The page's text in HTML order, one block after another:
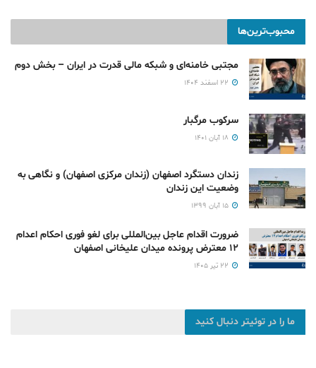
محبوب‌ترین‌ها
مجتبی خامنه‌ای و شبکه مالی قدرت در ایران – بخش دوم
سرکوب مرگبار
زندان دستگرد اصفهان (زندان مرکزی اصفهان) و نگاهی به
وضعیت این زندان
ضرورت اقدام عاجل بین‌المللی برای لغو فوری احکام اعدام
۱۲ معترض پرونده میدان علیخانی اصفهان
ما را در توئیتر دنبال کنید